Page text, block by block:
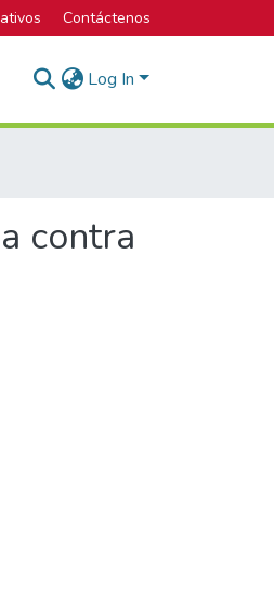
Contáctenos
Log In
contra